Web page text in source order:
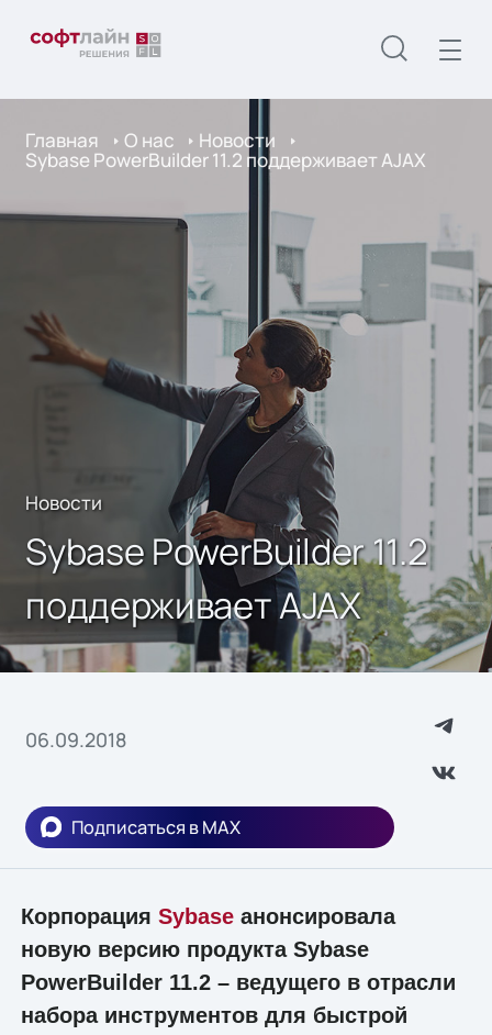
Главная О нас Новости
Sybase PowerBuilder 11.2 поддерживает AJAX
Новости
Sybase PowerBuilder 11.2
поддерживает AJAX
06.09.2018
Подписаться в MAX
Корпорация Sybaseанонсировала
новую версию продукта Sybase
PowerBuilder 11.2 – ведущего в отрасли
набора инструментов для быстрой